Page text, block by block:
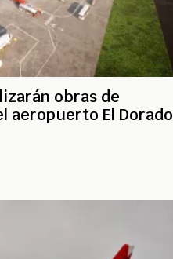
obras de
aeropuerto El Dorado